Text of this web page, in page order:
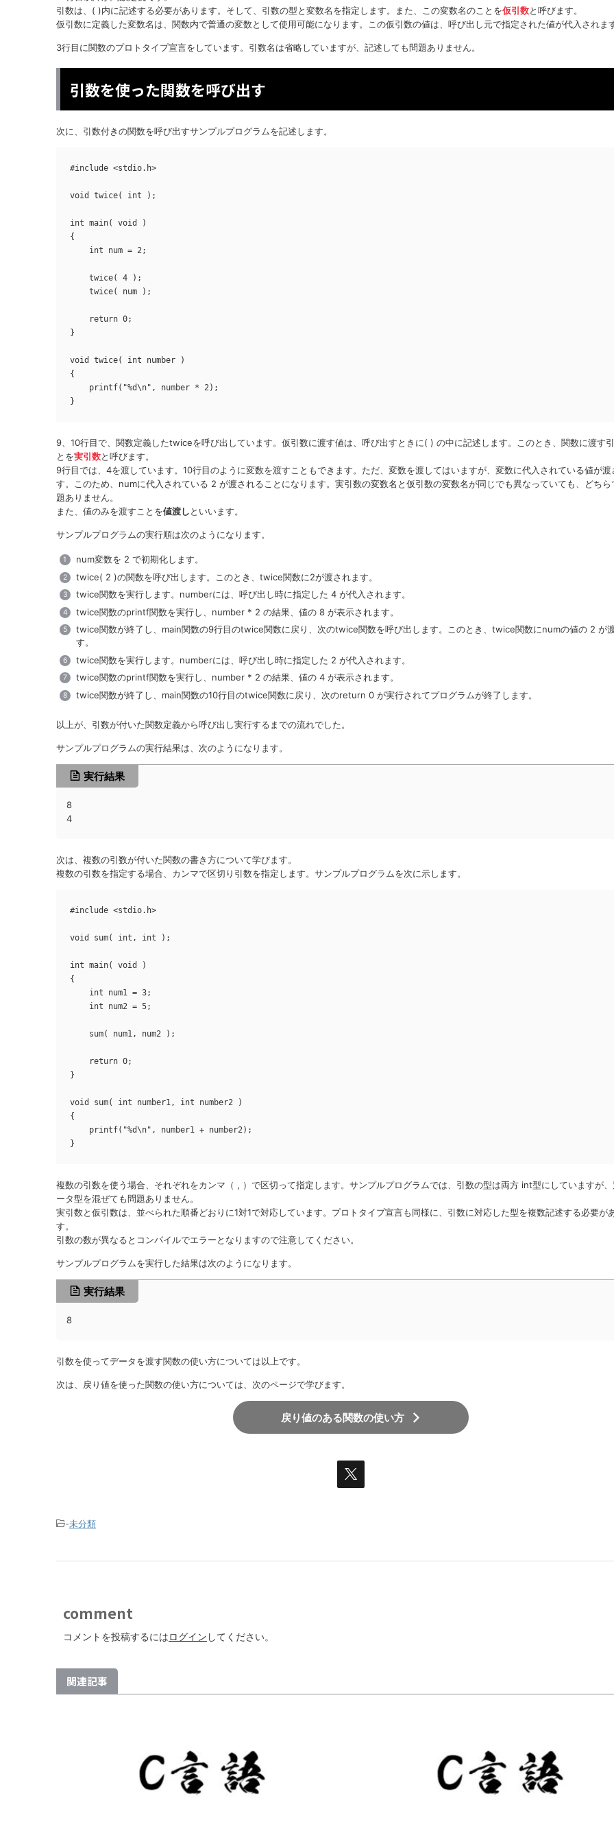
引数は、( )内に記述する必要があります。そして、引数の型と変数名を指定します。また、この変数名のことを仮引数と呼びます。
仮引数に定義した変数名は、関数内で普通の変数として使用可能になります。この仮引数の値は、呼び出し元で指定された値が代入されま
3行目に関数のプロトタイプ宣言をしています。引数名は省略していますが、記述しても問題ありません。
引数を使った関数を呼び出す
次に、引数付きの関数を呼び出すサンプルプログラムを記述します。
#include <stdio.h>
void twice( int );
int main( void )
{
    int num = 2;
    twice( 4 );
    twice( num );
    return 0;
}
void twice( int number )
{
    printf("%d\n", number * 2);
}
9、10行目で、関数定義したtwiceを呼び出しています。仮引数に渡す値は、呼び出すときに( ) の中に記述します。このとき、関数に渡す
とを実引数と呼びます。
9行目では、4を渡しています。10行目のように変数を渡すこともできます。ただ、変数を渡してはいますが、変数に代入されている値が渡
す。このため、numに代入されている 2 が渡されることになります。実引数の変数名と仮引数の変数名が同じでも異なっていても、どちら
題ありません。
また、値のみを渡すことを値渡しといいます。
サンプルプログラムの実行順は次のようになります。
num変数を 2 で初期化します。
twice( 2 )の関数を呼び出します。このとき、twice関数に2が渡されます。
twice関数を実行します。numberには、呼び出し時に指定した 4 が代入されます。
twice関数のprintf関数を実行し、number * 2 の結果、値の 8 が表示されます。
twice関数が終了し、main関数の9行目のtwice関数に戻り、次のtwice関数を呼び出します。このとき、twice関数にnumの値の 2 が
す。
twice関数を実行します。numberには、呼び出し時に指定した 2 が代入されます。
twice関数のprintf関数を実行し、number * 2 の結果、値の 4 が表示されます。
twice関数が終了し、main関数の10行目のtwice関数に戻り、次のreturn 0 が実行されてプログラムが終了します。
以上が、引数が付いた関数定義から呼び出し実行するまでの流れでした。
サンプルプログラムの実行結果は、次のようになります。
実行結果
8
4
次は、複数の引数が付いた関数の書き方について学びます。
複数の引数を指定する場合、カンマで区切り引数を指定します。サンプルプログラムを次に示します。
#include <stdio.h>
void sum( int, int );
int main( void )
{
    int num1 = 3;
    int num2 = 5;
    sum( num1, num2 );
    return 0;
}
void sum( int number1, int number2 )
{
    printf("%d\n", number1 + number2);
}
複数の引数を使う場合、それぞれをカンマ（ , ）で区切って指定します。サンプルプログラムでは、引数の型は両方 int型にしていますが
ータ型を混ぜても問題ありません。
実引数と仮引数は、並べられた順番どおりに1対1で対応しています。プロトタイプ宣言も同様に、引数に対応した型を複数記述する必要が
す。
引数の数が異なるとコンパイルでエラーとなりますので注意してください。
サンプルプログラムを実行した結果は次のようになります。
実行結果
8
引数を使ってデータを渡す関数の使い方については以上です。
次は、戻り値を使った関数の使い方については、次のページで学びます。
戻り値のある関数の使い方
-未分類
comment
コメントを投稿するにはログイン してください。
関連記事